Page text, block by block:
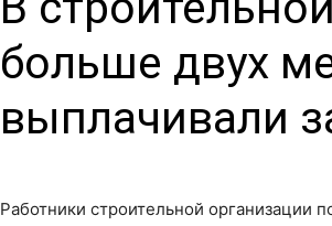
больше двух
выплачивали
Работники строительной организации